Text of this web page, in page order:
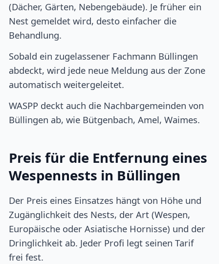
(Dächer, Gärten, Nebengebäude). Je früher ein
Nest gemeldet wird, desto einfacher die
Behandlung.
Sobald ein zugelassener Fachmann Büllingen
abdeckt, wird jede neue Meldung aus der Zone
automatisch weitergeleitet.
WASPP deckt auch die Nachbargemeinden von
Büllingen ab, wie Bütgenbach, Amel, Waimes.
Preis für die Entfernung eines
Wespennests in Büllingen
Der Preis eines Einsatzes hängt von Höhe und
Zugänglichkeit des Nests, der Art (Wespen,
Europäische oder Asiatische Hornisse) und der
Dringlichkeit ab. Jeder Profi legt seinen Tarif
frei fest.